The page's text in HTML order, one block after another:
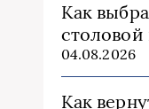
Как
столовой
04.08.2026
Как